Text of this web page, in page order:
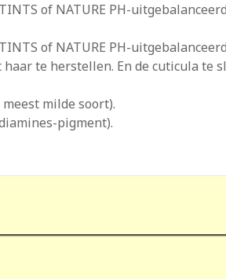
of NATURE PH-
of NATURE PH-
te herstellen. En de cuticula
milde soort).
pigment).